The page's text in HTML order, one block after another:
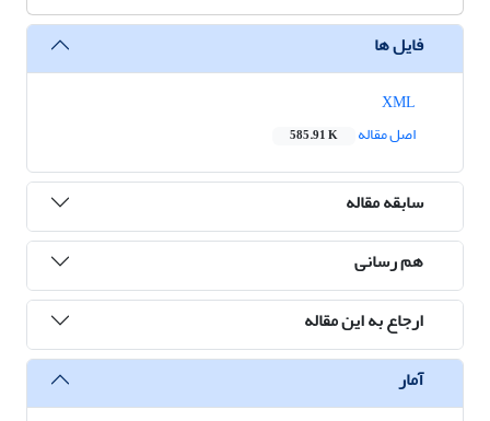
فایل ها
اصل مقاله
585.91 K
سابقه مقاله
هم رسانی
ارجاع به این مقاله
آمار